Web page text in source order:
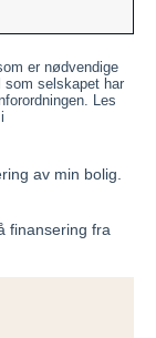
er nødvendige
som selskapet har
Les
av min bolig.
finansering fra